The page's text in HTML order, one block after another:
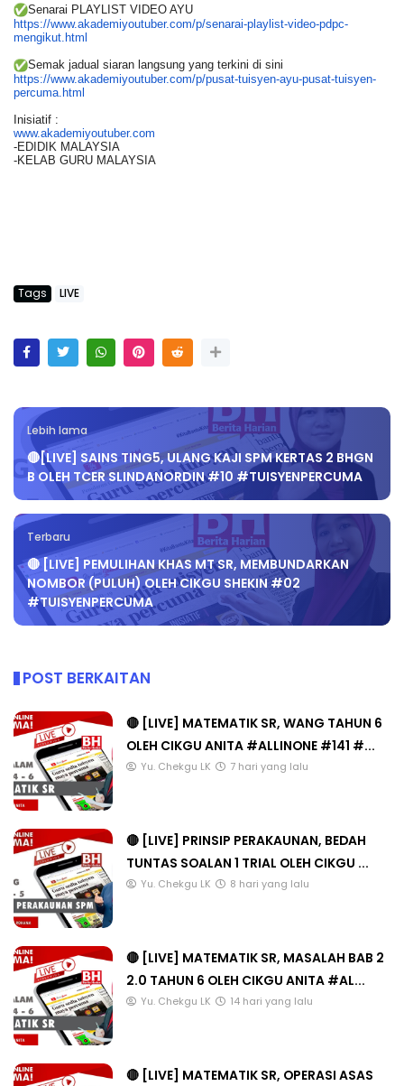
Senarai PLAYLIST VIDEO AYU
https://www.akademiyoutuber.com/p/senarai-playlist-video-pdpc-
mengikut.html
Semak jadual siaran langsung yang terkini di sini
https://www.akademiyoutuber.com/p/pusat-tuisyen-ayu-pusat-tuisyen-
percuma.html
Inisiatif :
www.akademiyoutuber.com
-EDIDIK MALAYSIA
-KELAB GURU MALAYSIA
Tags LIVE
Lebih lama
🔴[LIVE] SAINS TING5, ULANG KAJI SPM KERTAS 2 BHGN
B OLEH TCER SLINDANORDIN #10 #TUISYENPERCUMA
Terbaru
🔴 [LIVE] PEMULIHAN KHAS MT SR, MEMBUNDARKAN
NOMBOR (PULUH) OLEH CIKGU SHEKIN #02
#TUISYENPERCUMA
POST BERKAITAN
🔴 [LIVE] MATEMATIK SR, WANG TAHUN 6
OLEH CIKGU ANITA #ALLINONE #141 #...
Yu. Chekgu LK 7 hari yang lalu
🔴 [LIVE] PRINSIP PERAKAUNAN, BEDAH
TUNTAS SOALAN 1 TRIAL OLEH CIKGU ...
Yu. Chekgu LK 8 hari yang lalu
🔴 [LIVE] MATEMATIK SR, MASALAH BAB 2
2.0 TAHUN 6 OLEH CIKGU ANITA #AL...
Yu. Chekgu LK 14 hari yang lalu
🔴 [LIVE] MATEMATIK SR, OPERASI ASAS